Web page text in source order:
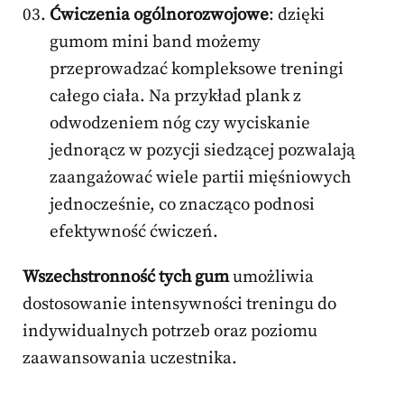
Ćwiczenia ogólnorozwojowe: dzięki
gumom mini band możemy
przeprowadzać kompleksowe treningi
całego ciała. Na przykład plank z
odwodzeniem nóg czy wyciskanie
jednorącz w pozycji siedzącej pozwalają
zaangażować wiele partii mięśniowych
jednocześnie, co znacząco podnosi
efektywność ćwiczeń.
Wszechstronność tych gumumożliwia
dostosowanie intensywności treningu do
indywidualnych potrzeb oraz poziomu
zaawansowania uczestnika.